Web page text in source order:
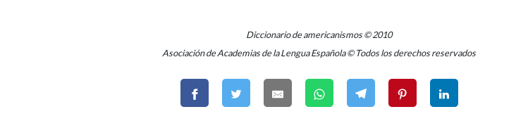
Diccionario de americanismos © 2010
Asociación de Academias de la Lengua Española © Todos los derechos reservados